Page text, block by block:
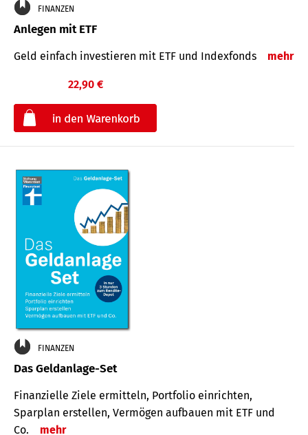
FINANZEN
Anlegen mit ETF
Geld einfach investieren mit ETF und Indexfonds mehr
22,90 €
FINANZEN
Das Geldanlage-Set
Finanzielle Ziele ermitteln, Portfolio einrichten,
Sparplan erstellen, Vermögen aufbauen mit ETF und
Co.
mehr